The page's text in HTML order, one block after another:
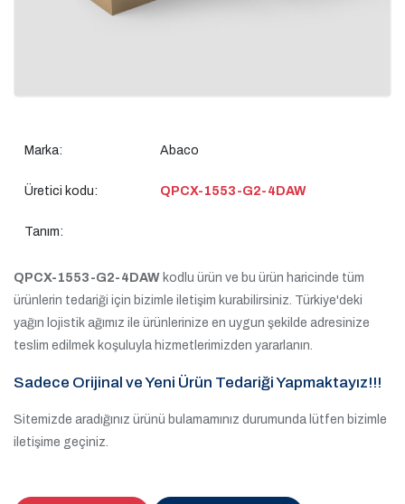
Marka: Abaco
Üretici kodu: QPCX-1553-G2-4DAW
Tanım:
QPCX-1553-G2-4DAW kodlu ürün ve bu ürün haricinde tüm
ürünlerin tedariği için bizimle iletişim kurabilirsiniz. Türkiye'deki
yağın lojistik ağımız ile ürünlerinize en uygun şekilde adresinize
teslim edilmek koşuluyla hizmetlerimizden yararlanın.
Sadece Orijinal ve Yeni Ürün Tedariği Yapmaktayız!!!
Sitemizde aradığınız ürünü bulamamınız durumunda lütfen bizimle
iletişime geçiniz.